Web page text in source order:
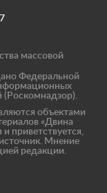
массовой
Федеральной
(Роскомнадзор).
объектами
«Двина
приветствуется,
Мнение
редакции.